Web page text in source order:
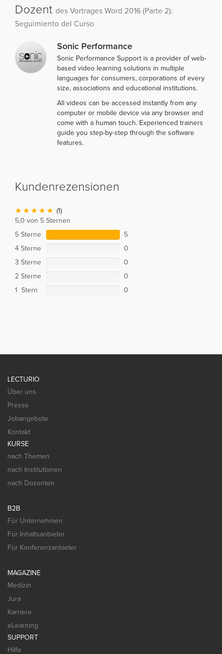
Dozent des Vortrages Word 2016 (Parte 2):
Seguimiento del Curso
Sonic Performance
Sonic Performance Support is a provider of web-
based video learning solutions in multiple
languages for consumers, corporations of every
size, associations and educational institutions.
All videos can be accessed instantly from any
computer or mobile device via any browser and
come with a human touch. Experienced trainers
guide you step-by-step through the software
features.
Kundenrezensionen
(1)
5,0 von 5 Sternen
5 Sterne
5
4 Sterne
0
3 Sterne
0
2 Sterne
0
1 Stern
0
LECTURIO
Über uns
Presse
Jobangebote
Kontakt
KURSE
nach Themen
nach Institutionen
nach Dozenten
B2B
Für Unternehmen
Für Inhaltsanbieter
Für Konferenzanbieter
MAGAZINE
Medizin
Jura
Karriere
eLearning
SUPPORT
Hilfe